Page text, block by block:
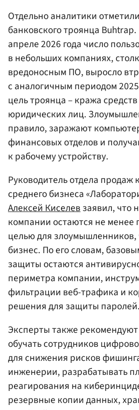
Отдельно аналитики
банковского троянца
апреле 2026 года число
в небольших компаниях,
вредоносным ПО, выросло
с аналогичным периодом
цель троянца – кража средств
юридических лиц.
правило, заражают
финансовых отделов и
к рабочему устройству.
Руководитель отдела продаж
среднего бизнеса
Алексей Киселевзаявил, что
компании остаются не менее
целью для
бизнес. По его словам,
защиты остаются
периметра компании,
фильтрации веб-трафика и
решения для защиты паролей.
Эксперты также
обучать сотрудников
для снижения рисков
инженерии, разрабатывать
реагирования на
резервные копии данных,